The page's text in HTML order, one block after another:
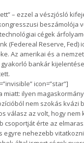
– ezzel a vészjósló
beszámolója
cégek
(Federeal Reserve, Fed)
Az amerikai és a
bankár
icon=”star”]
miatt: ilyen
nem szokás kvázi
válasz az volt, hogy nem
csoportját érte az
egyre nehezebb